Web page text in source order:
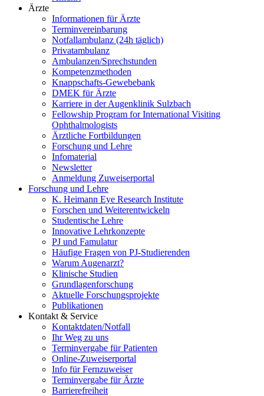
Ärzte
Informationen für Ärzte
Terminvereinbarung
Notfallambulanz (24h täglich)
Privatambulanz
Ambulanzen/Sprechstunden
Kompetenzmethoden
Knappschafts-Gewebebank
DMEK für Ärzte
Karriere in der Augenklinik Sulzbach
Fellowship Program for International Visiting
Ophthalmologists
Ärztliche Fortbildungen
Forschung und Lehre
Infomaterial
Newsletter
Anmeldung Zuweiserportal
Forschung und Lehre
K. Heimann Eye Research Institute
Forschen und Weiterentwickeln
Studentische Lehre
Innovative Lehrkonzepte
PJ und Famulatur
Häufige Fragen von PJ-Studierenden
Warum Augenarzt?
Klinische Studien
Grundlagenforschung
Aktuelle Forschungsprojekte
Publikationen
Kontakt & Service
Kontaktdaten/Notfall
Ihr Weg zu uns
Terminvergabe für Patienten
Online-Zuweiserportal
Info für Fernzuweiser
Terminvergabe für Ärzte
Barrierefreiheit